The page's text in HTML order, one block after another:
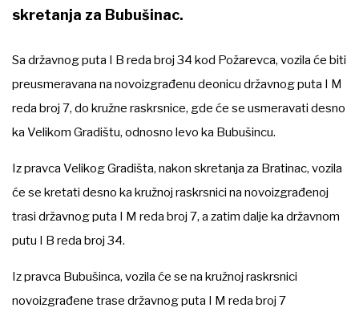
skretanja za Bubušinac.
Sa državnog puta I B reda broj 34 kod Požarevca, vozila će biti
preusmeravana na novoizgrađenu deonicu državnog puta I M
reda broj 7, do kružne raskrsnice, gde će se usmeravati desno
ka Velikom Gradištu, odnosno levo ka Bubušincu.
Iz pravca Velikog Gradišta, nakon skretanja za Bratinac, vozila
će se kretati desno ka kružnoj raskrsnici na novoizgrađenoj
trasi državnog puta I M reda broj 7, a zatim dalje ka državnom
putu I B reda broj 34.
Iz pravca Bubušinca, vozila će se na kružnoj raskrsnici
novoizgrađene trase državnog puta I M reda broj 7